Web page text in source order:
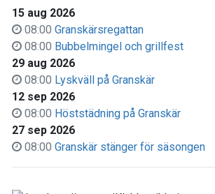
15 aug 2026
08:00 Granskärsregattan
08:00 Bubbelmingel och grillfest
29 aug 2026
08:00 Lyskväll på Granskär
12 sep 2026
08:00 Höststädning på Granskär
27 sep 2026
08:00 Granskär stänger för säsongen